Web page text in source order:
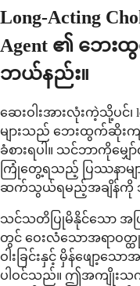
Long-Acting
Agent ၏ ဘေး
ဘယ်နည်း။
ဆေးဝါးအားလုံးကဲ့သို့ပင်၊
များသည် ဘေးထွက်ဆိုးကျို
ခံစားရပါ။ သင်ဘာကိုမျှ
ကြုံတွေ့ရသည့် ပြဿနာမျ
ဆက်သွယ်ရမည့်အချိန်ကို သိ
သင်သတိပြုမိနိုင်သော အဖ
တွင် ဝေးလံသောအရာဝတ္
ဝါးခြင်းနှင့် မှိန်ဖျော့သ
ပါဝင်သည်။ ဤအကျိုးသ